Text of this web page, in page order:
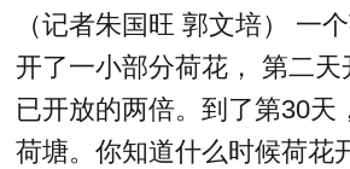
（记者朱国旺 郭文培） 一
开了一小部分荷花， 第二天
已开放的两倍。到了第30天
荷塘。你知道什么时候荷花